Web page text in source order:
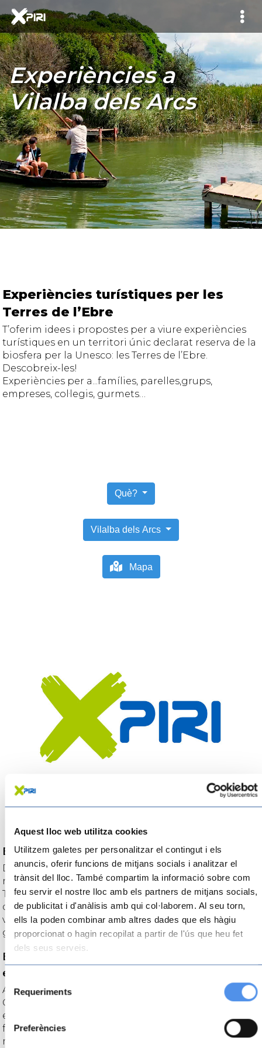
Aquest lloc web utilitza cookies
Utilitzem galetes per personalitzar el contingut i els
anuncis, oferir funcions de mitjans socials i analitzar el
trànsit del lloc. També compartim la informació sobre com
feu servir el nostre lloc amb els partners de mitjans socials,
de publicitat i d'anàlisis amb qui col·laborem. Al seu torn,
ells la poden combinar amb altres dades que els hàgiu
proporcionat o hagin recopilat a partir de l'ús que heu fet
dels seus serveis.
Selecció
de
consentiment
Requeriments
Preferències
Experiències a
Vilalba dels Arcs
Experiències turístiques per les
Terres de l’Ebre
T’oferim idees i propostes per a viure experiències
turístiques en un territori únic declarat reserva de la
biosfera per la Unesco: les Terres de l’Ebre.
Descobreix-les!
Experiències per a...famílies, parelles,grups,
empreses, col·legis, gurmets…
Què?
Vilalba dels Arcs
Mapa
Experiències turístiques a les Terres de l’Ebre
Descobreix històries, llegendes i tresors amb les
nostres propostes i experiències turístiques a les
Terres de l’Ebre. On allotjar-se, què fer, què visitar,
què menjar… tot el que no et pots perdre si vols
visitar les Terres de l’Ebre. Oci, esports, aventura,
gastronomia i cultura al sud de Catalunya!
Escapa’t a les Terres de l’Ebre i viu
experiències úniques i inoblidables!
A les Terres de l’Ebre hi ha molt per fer i per visitar.
Castells, ermites, molins, camins antics i vistes
extraordinàries en indrets poc transitats perquè, de
fet, són poc coneguts. Un autèntic privilegi si ens ho
mirem des del punt de vista de la persona que vol